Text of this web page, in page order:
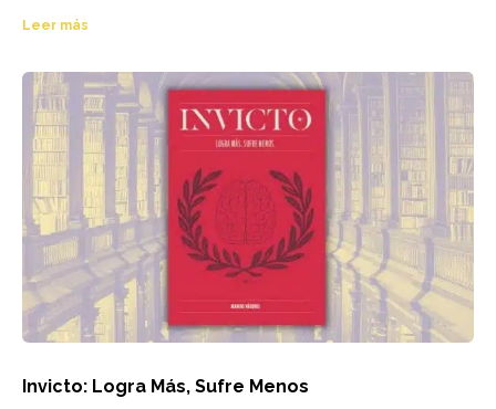
Leer más
Invicto: Logra Más, Sufre Menos